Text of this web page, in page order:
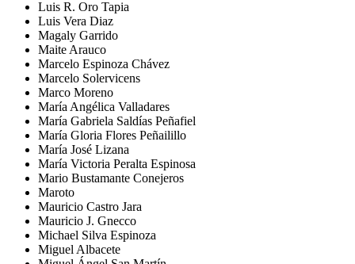
Luis R. Oro Tapia
Luis Vera Diaz
Magaly Garrido
Maite Arauco
Marcelo Espinoza Chávez
Marcelo Solervicens
Marco Moreno
María Angélica Valladares
María Gabriela Saldías Peñafiel
María Gloria Flores Peñailillo
María José Lizana
María Victoria Peralta Espinosa
Mario Bustamante Conejeros
Maroto
Mauricio Castro Jara
Mauricio J. Gnecco
Michael Silva Espinoza
Miguel Albacete